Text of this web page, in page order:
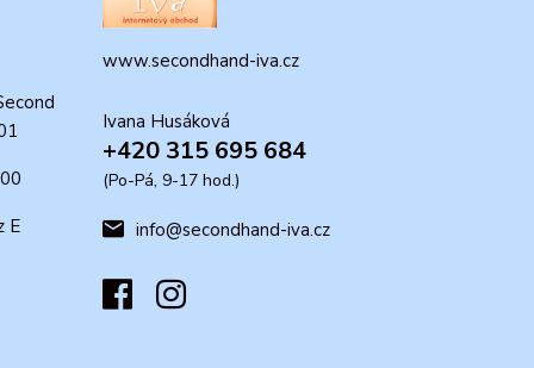
E
www.secondhand-iva.cz
Ivana Husáková
+420 315 695 684
(Po-Pá, 9-17 hod.)
info@secondhand-iva.cz